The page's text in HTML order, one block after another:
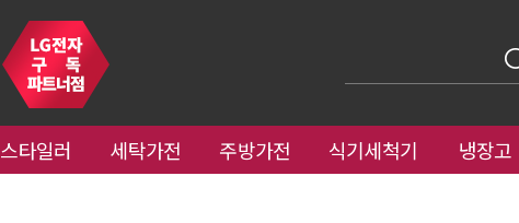
스타일러 세탁가전 주방가전 식기세척기 냉장고